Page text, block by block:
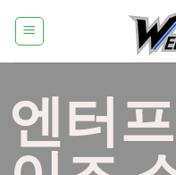
너엔터